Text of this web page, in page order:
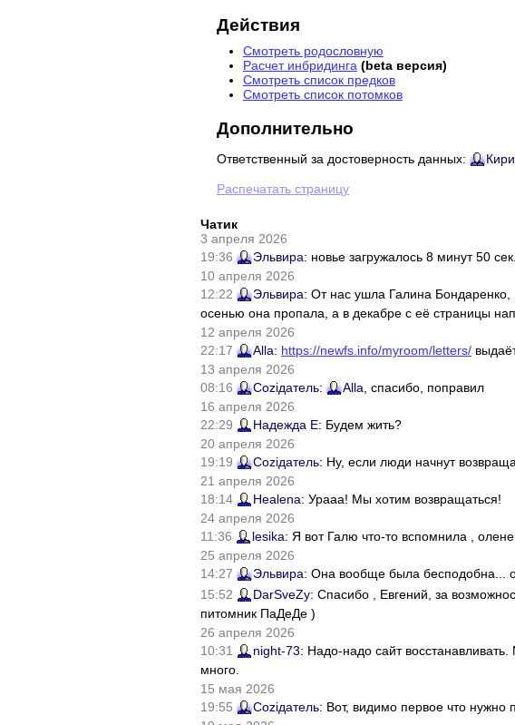
Действия
Смотреть родословную
Расчет инбридинга (beta версия)
Смотреть список предков
Смотреть список потомков
Дополнительно
Ответственный за достоверность данных:
Распечатать страницу
Чатик
3 апреля 2026
19:36
Эльвира: новье загружалось 8 минут 50 сек.
10 апреля 2026
12:22
Эльвира: От нас ушла Галина
осенью она пропала, а в декабре с её страницы
12 апреля 2026
22:17
Alla: https://newfs.info/myroom/letters/
13 апреля 2026
08:16
Соziдатель: Alla , спасибо, поправил
16 апреля 2026
22:29
Надежда Е: Будем жить?
20 апреля 2026
19:19
Соziдатель: Ну, если люди начнут
21 апреля 2026
18:14
Healena: Урааа! Мы хотим возвращаться!
24 апреля 2026
11:36
lesika: Я вот Галю что-то вспомнила ,
25 апреля 2026
14:27
Эльвира: Она вообще была бесподобна...
15:52
DarSveZy: Спасибо , Евгений, за
питомник ПаДеДе )
26 апреля 2026
10:31
night-73: Надо-надо сайт
много.
15 мая 2026
19:55
Соziдатель: Вот, видимо первое что нужно